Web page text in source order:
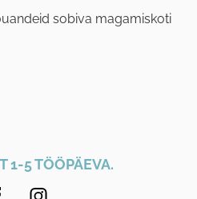
sobiva magamiskoti
1-5 TÖÖPÄEVA.